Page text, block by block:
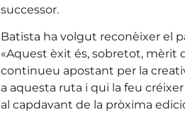
successor.
Batista ha volgut reconèixer el
«Aquest èxit és, sobretot, mèrit
continueu apostant per la
a aquesta ruta i qui la feu
al capdavant de la pròxima